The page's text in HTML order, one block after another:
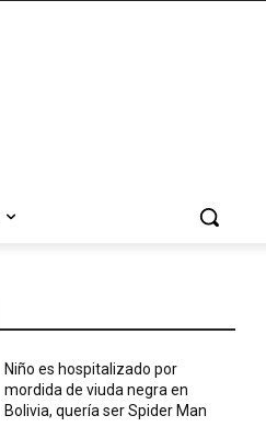
Niño es hospitalizado por
mordida de viuda negra en
Bolivia, quería ser Spider Man